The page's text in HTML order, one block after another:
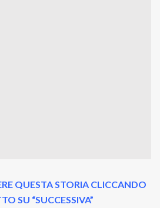
QUESTA STORIA CLICCANDO
SU “SUCCESSIVA”